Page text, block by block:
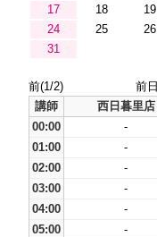
17
18 19
24
25 26
31
前(1/2) 前日
講師
西日暮里店
00:00
-
01:00
-
02:00
-
03:00
-
04:00
-
05:00
-